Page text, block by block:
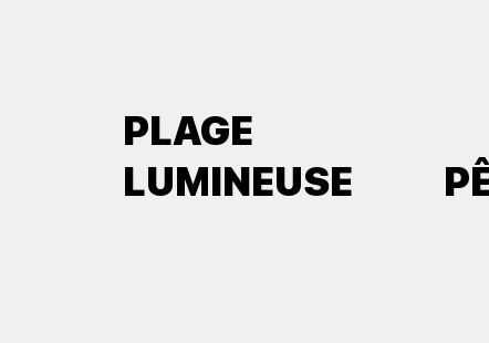
PLAGE
LUMINEUSE